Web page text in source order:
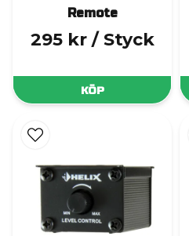
Remote
295 kr / Styck
KÖP